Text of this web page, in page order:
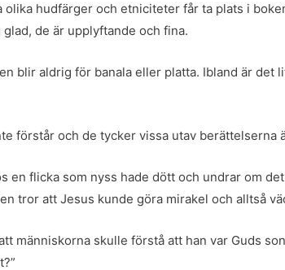
hudfärger och etniciteter får ta plats i
de är upplyftande och fina.
blir aldrig för banala eller platta. Ibland är
förstår och de tycker vissa utav berättelserna
flicka som nyss hade dött och undrar om
tror att Jesus kunde göra mirakel och alltså
människorna skulle förstå att han var Guds